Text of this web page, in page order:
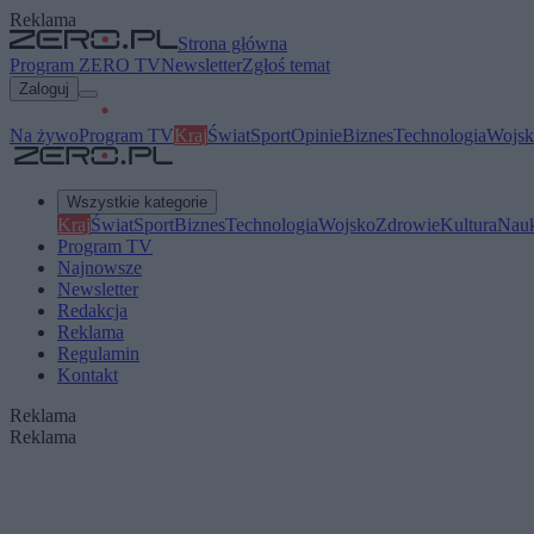
Reklama
Strona główna
Program ZERO TVNewsletterZgłoś temat
Zaloguj
Na żywoProgram TVKrajŚwiatSportOpinieBiznesTechnologia
Wszystkie kategorie
KrajŚwiatSportBiznesTechnologiaWojskoZdrowieKultura
Program TV
Najnowsze
Newsletter
Redakcja
Reklama
Regulamin
Kontakt
Reklama
Reklama